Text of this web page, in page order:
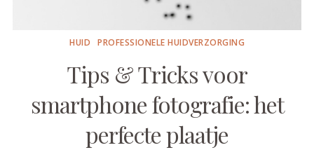
HUID PROFESSIONELE HUIDVERZORGING
Tips & Tricks voor
smartphone fotografie: het
perfecte plaatje